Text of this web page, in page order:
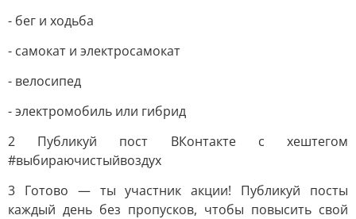
- бег и ходьба
- самокат и электросамокат
- велосипед
- электромобиль или гибрид
2 Публикуй пост ВКонтакте с хештегом
#выбираючистыйвоздух
3 Готово — ты участник акции! Публикуй посты
каждый день без пропусков, чтобы повысить свой